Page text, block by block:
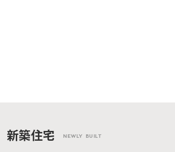
新築住宅 NEWLY BUILT